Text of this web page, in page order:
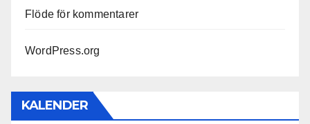
Flöde för kommentarer
WordPress.org
KALENDER